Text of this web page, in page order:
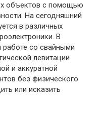
объектов с помощью
На сегодняшний
в различных
В
работе со свайными
левитации
и аккуратной
без физического
или исказить